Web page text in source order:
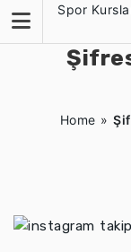
content
Spor
Home »